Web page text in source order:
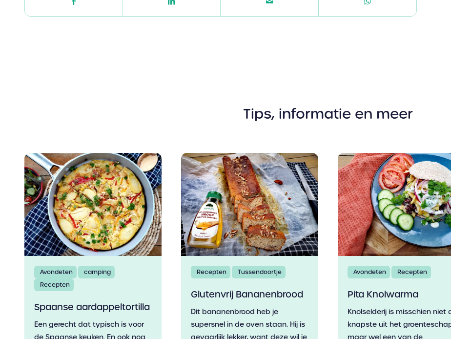
Tips, informatie en meer
Avondeten
camping
Recepten
Spaanse aardappeltortilla
Een gerecht dat typisch is voor
de Spaanse keuken. En ook nog
Recepten Tussendoortje
Glutenvrij Bananenbrood
Dit bananenbrood heb je
supersnel in de oven staan. Hij is
gevaarlijk lekker, want deze wil je
Avondeten Recepten
Pita Knolwarma
Knolselderij is misschien niet
knapste uit het
maar wel een van de